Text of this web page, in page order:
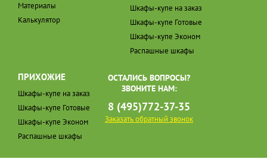
Материалы
Калькулятор
Шкафы-купе на заказ
Шкафы-купе Готовые
Шкафы-купе Эконом
Распашные шкафы
ПРИХОЖИЕ
Шкафы-купе на заказ
Шкафы-купе Готовые
Шкафы-купе Эконом
Распашные шкафы
ОСТАЛИСЬ ВОПРОСЫ?
ЗВОНИТЕ НАМ:
8 (495)772-37-35
Заказать обратный звонок